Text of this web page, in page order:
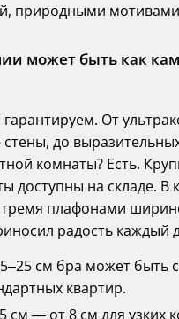
природными
может быть как
От
до
комнаты? Есть.
на складе. В
плафонами
радость каждый
см бра может быть
квартир.
см — от 8 см для узких